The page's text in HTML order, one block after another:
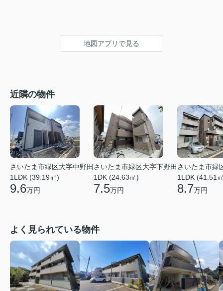
地図アプリで見る
近隣の物件
さいたま市緑区大字中野田
1LDK (39.19㎡)
9.6万円
さいたま市緑区大字下野田
1DK (24.63㎡)
7.5万円
さいたま市緑
1LDK (41.51
8.7万円
よく見られている物件